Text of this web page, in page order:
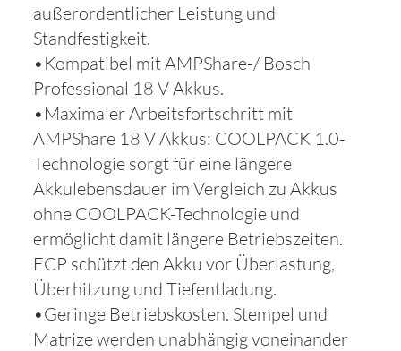
außerordentlicher Leistung und
Standfestigkeit.
•Kompatibel mit AMPShare-/ Bosch
Professional 18 V Akkus.
•Maximaler Arbeitsfortschritt mit
AMPShare 18 V Akkus: COOLPACK 1.0-
Technologie sorgt für eine längere
Akkulebensdauer im Vergleich zu Akkus
ohne COOLPACK-Technologie und
ermöglicht damit längere Betriebszeiten.
ECP schützt den Akku vor Überlastung,
Überhitzung und Tiefentladung.
•Geringe Betriebskosten. Stempel und
Matrize werden unabhängig voneinander